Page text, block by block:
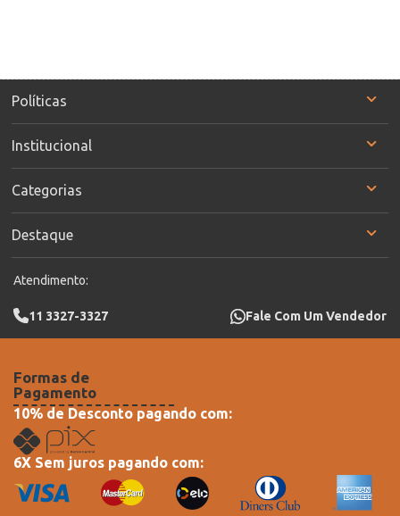
Políticas
Institucional
Categorias
Destaque
Atendimento:
11 3327-3327 Fale Com Um Vendedor
Formas de
Pagamento
10% de Desconto pagando com:
6X Sem juros pagando com: